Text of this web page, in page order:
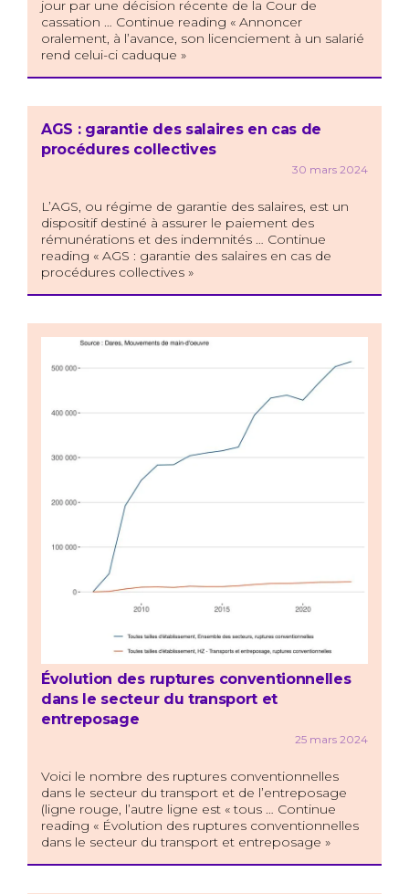
jour par une décision récente de la Cour de
cassation … Continue reading « Annoncer
oralement, à l’avance, son licenciement à un salarié
rend celui-ci caduque »
AGS : garantie des salaires en cas de
procédures collectives
30 mars 2024
L’AGS, ou régime de garantie des salaires, est un
dispositif destiné à assurer le paiement des
rémunérations et des indemnités … Continue
reading « AGS : garantie des salaires en cas de
procédures collectives »
Évolution des ruptures conventionnelles
dans le secteur du transport et
entreposage
25 mars 2024
Voici le nombre des ruptures conventionnelles
dans le secteur du transport et de l’entreposage
(ligne rouge, l’autre ligne est « tous … Continue
reading « Évolution des ruptures conventionnelles
dans le secteur du transport et entreposage »